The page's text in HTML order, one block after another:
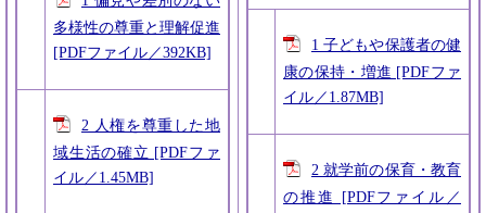
多様性の尊重と理解促進
[PDFファイル／392KB]
2 人権を尊重した地
域生活の確立 [PDFファ
イル／1.45MB]
1 子どもや保護者の健
康の保持・増進 [PDFファ
イル／1.87MB]
2 就学前の保育・教育
の推進 [PDFファイル／